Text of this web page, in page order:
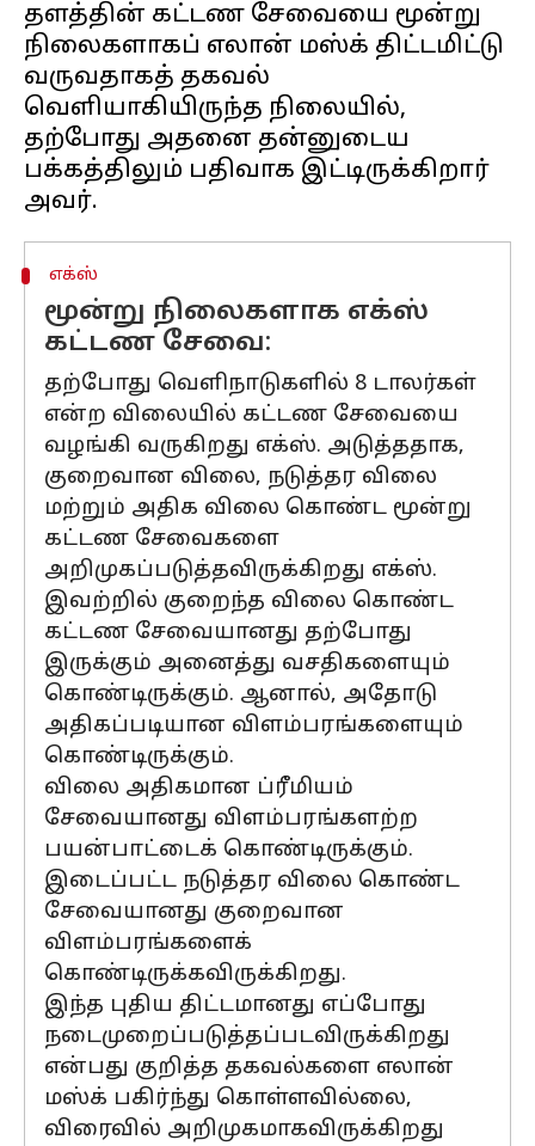
தளத்தின் கட்டண சேவையை மூன்று
நிலைகளாகப் எலான் மஸ்க் திட்டமிட்டு
வருவதாகத் தகவல்
வெளியாகியிருந்த நிலையில்,
தற்போது அதனை தன்னுடைய
பக்கத்திலும் பதிவாக இட்டிருக்கிறார்
எக்ஸ்
மூன்று நிலைகளாக எக்ஸ்
கட்டண சேவை:
தற்போது வெளிநாடுகளில் 8 டாலர்கள்
என்ற விலையில் கட்டண சேவையை
வழங்கி வருகிறது எக்ஸ். அடுத்ததாக,
குறைவான விலை, நடுத்தர விலை
மற்றும் அதிக விலை கொண்ட மூன்று
கட்டண சேவைகளை
அறிமுகப்படுத்தவிருக்கிறது எக்ஸ்.
இவற்றில் குறைந்த விலை கொண்ட
கட்டண சேவையானது தற்போது
இருக்கும் அனைத்து வசதிகளையும்
கொண்டிருக்கும். ஆனால், அதோடு
அதிகப்படியான விளம்பரங்களையும்
கொண்டிருக்கும்.
விலை அதிகமான ப்ரீமியம்
சேவையானது விளம்பரங்களற்ற
பயன்பாட்டைக் கொண்டிருக்கும்.
இடைப்பட்ட நடுத்தர விலை கொண்ட
சேவையானது குறைவான
விளம்பரங்களைக்
கொண்டிருக்கவிருக்கிறது.
இந்த புதிய திட்டமானது எப்போது
நடைமுறைப்படுத்தப்படவிருக்கிறது
என்பது குறித்த தகவல்களை எலான்
மஸ்க் பகிர்ந்து கொள்ளவில்லை,
விரைவில் அறிமுகமாகவிருக்கிறது